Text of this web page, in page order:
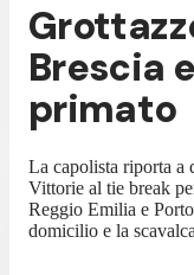
Brescia
primato
La capolista riporta a
Vittorie al tie break
Reggio Emilia e
domicilio e la